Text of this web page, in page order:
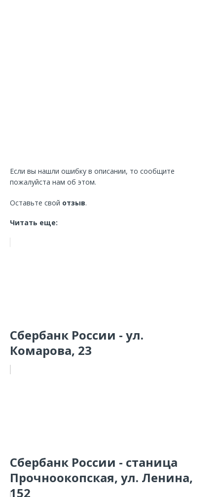
Если вы нашли ошибку в описании, то сообщите
пожалуйста нам об этом.
Оставьте свой отзыв.
Читать еще:
Сбербанк России - ул.
Комарова, 23
Сбербанк России - станица
Прочноокопская, ул. Ленина,
152